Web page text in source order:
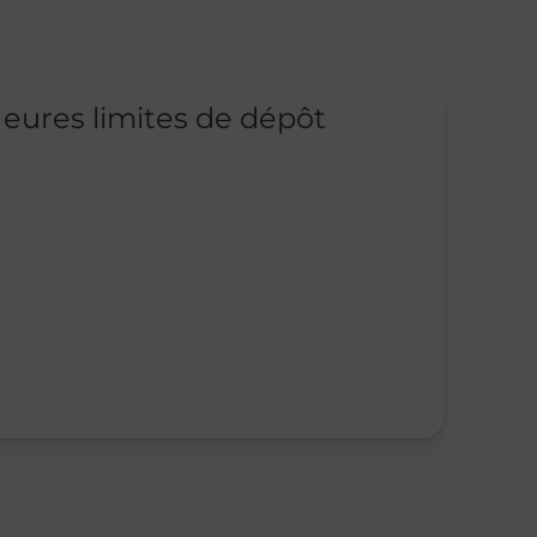
limites de dépôt